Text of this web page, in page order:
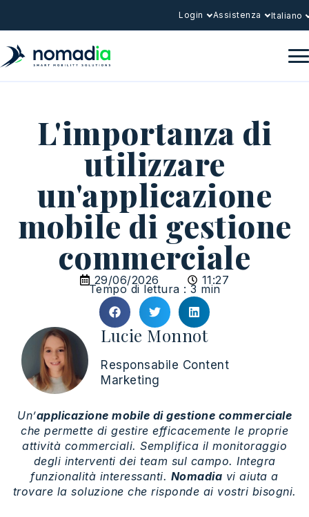
Login Assistenza Italiano
L'importanza di
utilizzare
un'applicazione
mobile di gestione
commerciale
29/06/2026 11:27
Tempo di lettura : 3 min
Lucie Monnot
Responsabile Content
Marketing
Un’applicazione mobile di gestione commerciale
che permette di gestire efficacemente le proprie
attività commerciali. Semplifica il monitoraggio
degli interventi dei team sul campo. Integra
funzionalità interessanti. Nomadia vi aiuta a
trovare la soluzione che risponde ai vostri bisogni.